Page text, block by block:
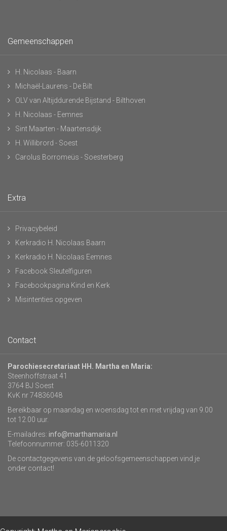
Gemeenschappen
H. Nicolaas - Baarn
Michaël-Laurens - De Bilt
OLV van Altijddurende Bijstand - Bilthoven
H. Nicolaas - Eemnes
Sint Maarten - Maartensdijk
H. Willibrord - Soest
Carolus Borromeüs - Soesterberg
Extra
Privacybeleid
Kerkradio H. Nicolaas Baarn
Kerkradio H. Nicolaas Eemnes
Facebook Sleutelfiguren
Facebookpagina Kind en Kerk
Misintenties opgeven
Contact
Parochiesecretariaat HH. Martha en Maria:
Steenhoffstraat 41
3764 BJ Soest
KvK nr 74836048
Bereikbaar op maandag en woensdag tot en met vrijdag van 9.00
tot 12.00 uur.
E-mailadres: info@marthamaria.nl
Telefoonnummer: 035-6011320
De contactgegevens van de geloofsgemeenschappen vind je
onder contact!